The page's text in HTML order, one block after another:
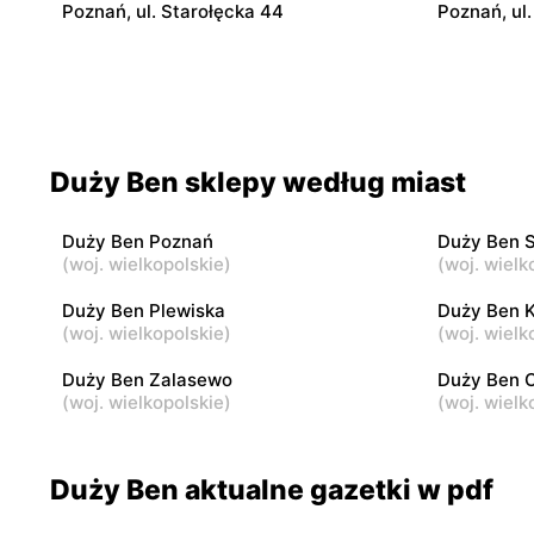
Poznań, ul. Starołęcka 44 Poznań,
Poznań, ul. Rolna 41/142 Poznań, ul.
Duży Ben
Poznań, ul. Jana Henryka Dąbrowskiego
49/3
Duży Ben
Poznań, ul.
Poznań, ul. Jakuba Krauthofera 22a Poznań,
Duży Ben sklepy według miast
Duży Ben Poznań
(woj. wielkopolskie)
Duży Ben
(woj.
Duży Ben Plewiska
(woj. wielkopolskie)
Duży Ben
(woj.
Duży Ben Zalasewo
(woj. wielkopolskie)
Duży Ben
(woj.
Duży Ben aktualne gazetki w pdf